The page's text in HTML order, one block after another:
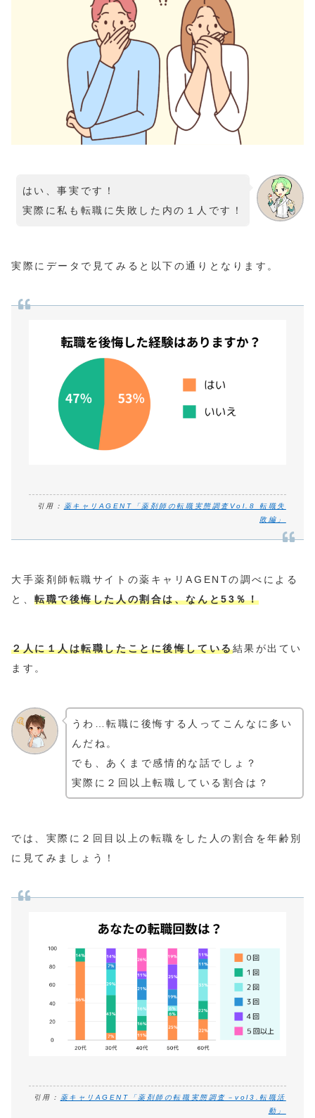
はい、事実です！
実際に私も転職に失敗した内の１人です！
実際にデータで見てみると以下の通りとなります。
引用： 薬キャリAGENT「薬剤師の転職実態調査Vol.8 転職失
敗編」
大手薬剤師転職サイトの薬キャリAGENTの調べによる
と、転職で後悔した人の割合は、なんと53％！
２人に１人は転職したことに後悔している結果が出てい
ます。
うわ…転職に後悔する人ってこんなに多い
んだね。
でも、あくまで感情的な話でしょ？
実際に２回以上転職している割合は？
では、実際に２回目以上の転職をした人の割合を年齢別
に見てみましょう！
引用： 薬キャリAGENT「薬剤師の転職実態調査－vol3.転職活
動」